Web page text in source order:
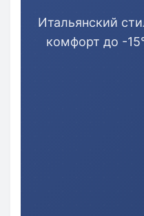
Итальянский
комфорт до -